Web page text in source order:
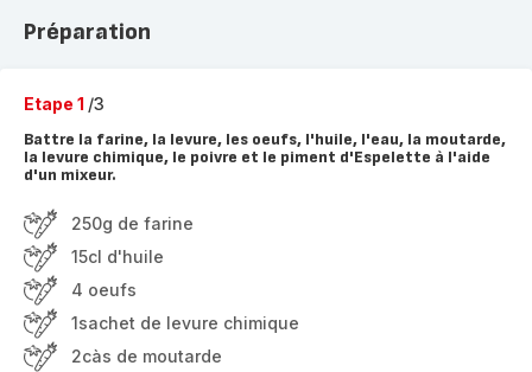
Préparation
Etape 1 /3
Battre la farine, la levure, les oeufs, l'huile, l'eau, la moutarde,
la levure chimique, le poivre et le piment d'Espelette à l'aide
d'un mixeur.
250g de farine
15cl d'huile
4 oeufs
1sachet de levure chimique
2càs de moutarde